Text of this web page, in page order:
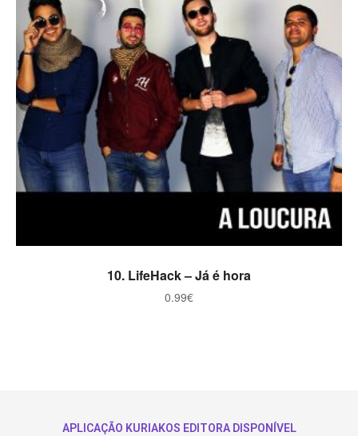
ADICIONAR
10. LifeHack – Já é hora
0.99€
APLICAÇÃO KURIAKOS EDITORA DISPONÍVEL